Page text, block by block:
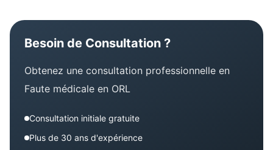
Besoin de Consultation ?
Obtenez une consultation professionnelle en
Faute médicale en ORL
Consultation initiale gratuite
Plus de 30 ans d'expérience